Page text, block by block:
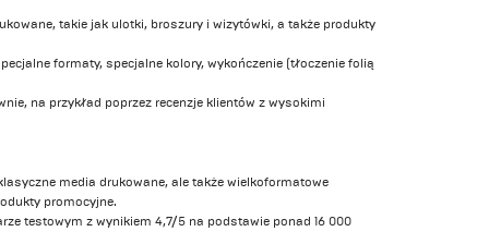
takie jak ulotki, broszury i wizytówki, a także produkty
formaty, specjalne kolory, wykończenie (tłoczenie folią
na przykład poprzez recenzje klientów z wysokimi
media drukowane, ale także wielkoformatowe
promocyjne.
testowym z wynikiem 4,7/5 na podstawie ponad 16 000